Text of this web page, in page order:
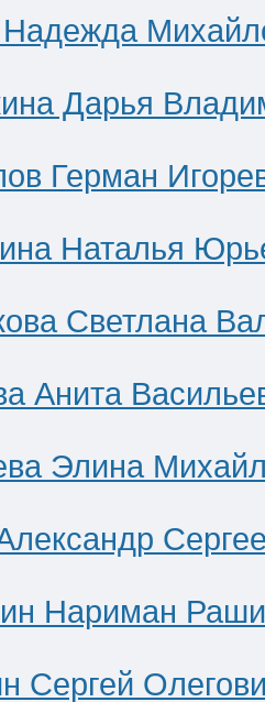
Дарья
Герман
Наталья
Светлана
Анита
Элина
Нариман
Сергей